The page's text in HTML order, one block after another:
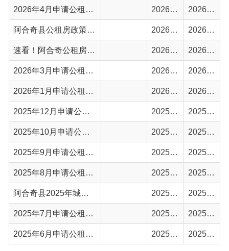
2026年3月申请公租房抽签结果公示 2026-03-26 2026-03-27
2025年12月申请公租房抽签结果公示 2025-12-25 2025-12-26
2025年10月申请公租房抽签结果公示 2025-11-07 2025-11-08
2025年9月申请公租房抽签结果公示
2025年8月申请公租房抽签名单结果公示 2025-08-30 2025-08-30
阿合奇县2025年城市住房发展计划 2025-08-05 2025-08-07
2025年7月申请公租房人员抽签结果公示 2025-07-31 2025-07-31
2025年6月申请公租房人员抽签结果公示 2025-06-26 2025-06-27
首页 上一页 1 尾页
共
25 条
/ 共 2 页 页 GO
主办：新疆阿合奇县人民政府办公室
承办：新疆阿合奇县政务服务和数字发
展中心
政府网站标识码：6530230001